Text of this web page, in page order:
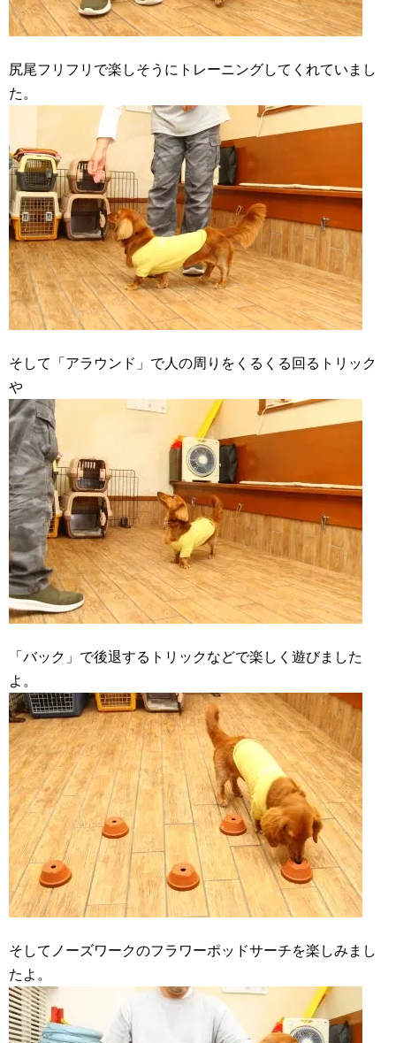
尻尾フリフリで楽しそうにトレーニングしてくれていまし
た。
そして「アラウンド」で人の周りをくるくる回るトリック
や
「バック」で後退するトリックなどで楽しく遊びました
よ。
そしてノーズワークのフラワーポッドサーチを楽しみまし
たよ。